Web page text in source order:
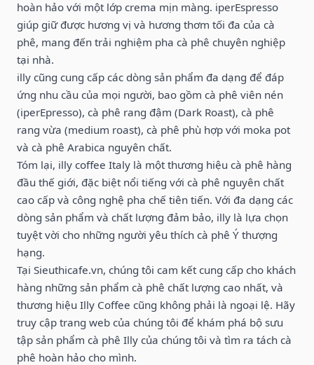
hoàn hảo với một lớp crema mịn màng. iperEspresso
giúp giữ được hương vị và hương thơm tối đa của cà
phê, mang đến trải nghiệm pha cà phê chuyên nghiệp
tại nhà.
illy cũng cung cấp các dòng sản phẩm đa dạng để đáp
ứng nhu cầu của mọi người, bao gồm cà phê viên nén
(iperEpresso), cà phê rang đậm (Dark Roast), cà phê
rang vừa (medium roast), cà phê phù hợp với moka pot
và cà phê Arabica nguyên chất.
Tóm lại, illy coffee Italy là một thương hiệu cà phê hàng
đầu thế giới, đặc biệt nổi tiếng với cà phê nguyên chất
cao cấp và công nghệ pha chế tiên tiến. Với đa dạng các
dòng sản phẩm và chất lượng đảm bảo, illy là lựa chọn
tuyệt vời cho những người yêu thích cà phê Ý thượng
hạng.
Tại Sieuthicafe.vn, chúng tôi cam kết cung cấp cho khách
hàng những sản phẩm cà phê chất lượng cao nhất, và
thương hiệu Illy Coffee cũng không phải là ngoại lệ. Hãy
truy cập trang web của chúng tôi để khám phá bộ sưu
tập sản phẩm cà phê Illy của chúng tôi và tìm ra tách cà
phê hoàn hảo cho mình.